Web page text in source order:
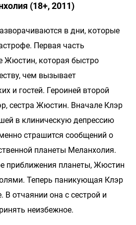
(18+, 2011)
в дни, которые
Первая часть
Жюстин, которая быстро
чем вызывает
и гостей. Героиней второй
сестра Жюстин. Вначале Клэр
в клиническую депрессию
страшится сообщений о
планеты Меланхолия.
приближения планеты, Жюстин
Теперь паникующая Клэр
В отчаянии она с сестрой и
неизбежное.